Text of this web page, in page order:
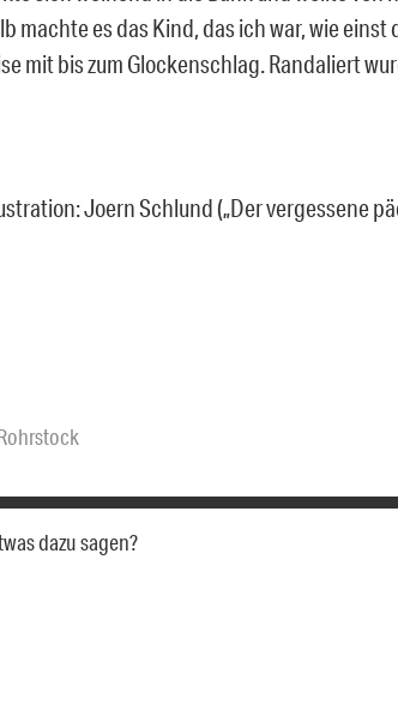
machte es das Kind, das ich war, wie einst
mit bis zum Glockenschlag. Randaliert
Joern Schlund („Der vergessene
dazu sagen?